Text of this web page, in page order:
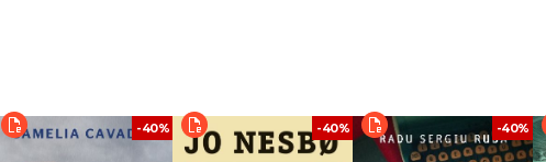
de viață — prima din a ta, ultima din a lui — nu fac de-o scrisoare. V-ați rezumat
purtătoare de miez ca o pâine fierbinte, să vă scape, mereu nerostite,
zări să le strângi, ca praful înghițit pe nepusă masă? Dar, mai ales, ce i-ai
-40% -40% -40%